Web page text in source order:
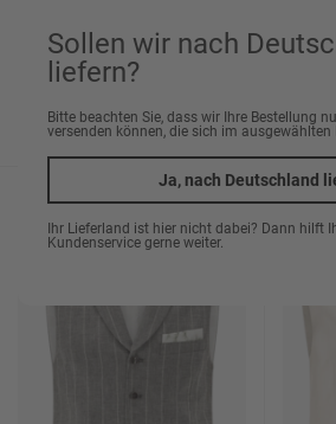
Weste CG Wilson
129,95 €
ab 79,95 €
Weste
129,95
ab
%
Sollen wir nach
liefern?
Bitte beachten Sie, dass wir Ihre Bestellung
versenden können, die sich im ausgewählten
Ja, nach Deutschland
Ihr Lieferland ist hier nicht dabei? Dann hilft
Kundenservice gerne weiter.